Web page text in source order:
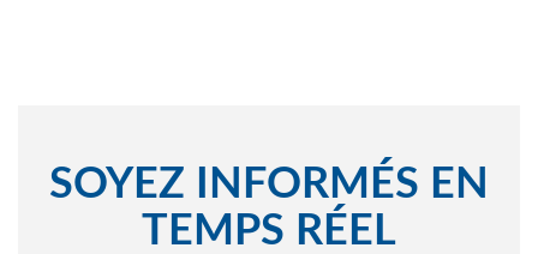
SOYEZ INFORMÉS EN
TEMPS RÉEL